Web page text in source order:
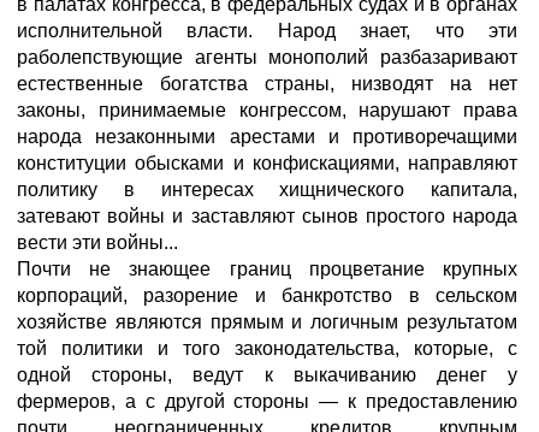
в палатах конгресса, в федеральных судах и в органах
исполнительной власти. Народ знает, что эти
раболепствующие агенты монополий разбазаривают
естественные богатства страны, низводят на нет
законы, принимаемые конгрессом, нарушают права
народа незаконными арестами и противоречащими
конституции обысками и конфискациями, направляют
политику в интересах хищнического капитала,
затевают войны и заставляют сынов простого народа
вести эти войны...
Почти не знающее границ процветание крупных
корпораций, разорение и банкротство в сельском
хозяйстве являются прямым и логичным результатом
той политики и того законодательства, которые, с
одной стороны, ведут к выкачиванию денег у
фермеров, а с другой стороны — к предоставлению
почти неограниченных кредитов крупным